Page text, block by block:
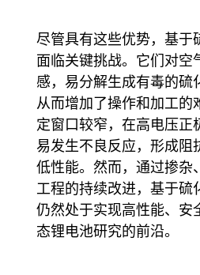
尽管具有这些优势，基于
面临关键挑战。它们对空
感，易分解生成有毒的硫
从而增加了操作和加工的
定窗口较窄，在高电压正
易发生不良反应，形成阻
低性能。然而，通过掺杂
工程的持续改进，基于硫
仍然处于实现高性能、安
态锂电池研究的前沿。